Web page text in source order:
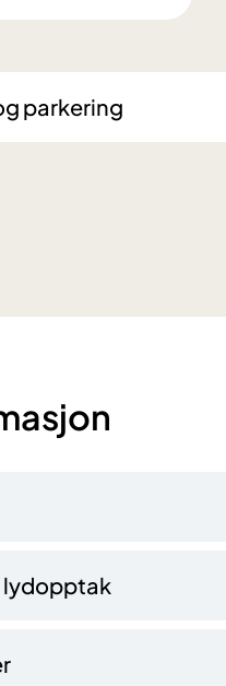
parkering
lydopptak